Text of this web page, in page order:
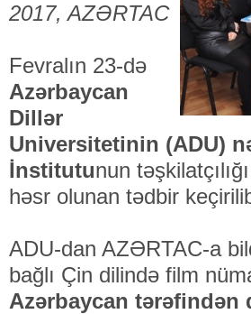
2017, AZƏRTAC
Fevralın 23-də
Azərbaycan
Dillər
Universitetinin (ADU)
İnstitutunun
həsr olunan tədbir
ADU-dan AZƏRTAC-a
bağlı Çin dilində film
Azərbaycan